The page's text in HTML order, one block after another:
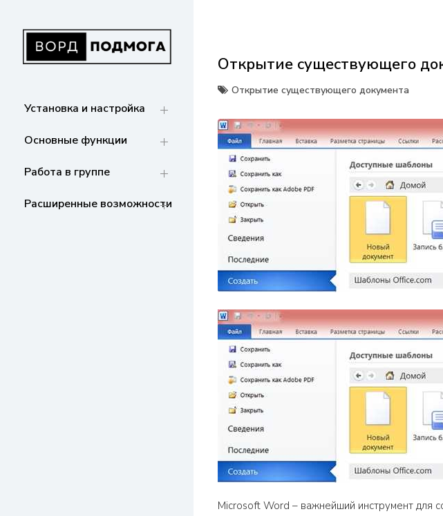
содержанию
совместной работе. Станьте мастером
Установка и настройка
Основные функции
Работа в группе
Расширенные возможности
Открытие существующего
Открытие существующего документа
Microsoft Word – важнейший инструмент для